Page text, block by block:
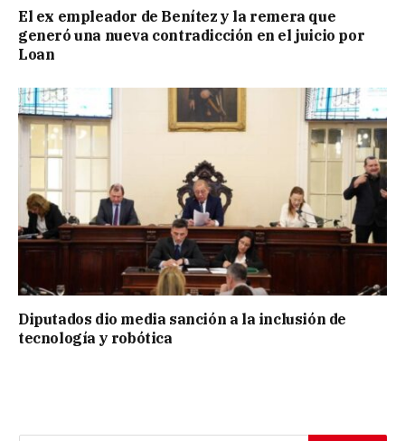
El ex empleador de Benítez y la remera que
generó una nueva contradicción en el juicio por
Loan
Diputados dio media sanción a la inclusión de
tecnología y robótica